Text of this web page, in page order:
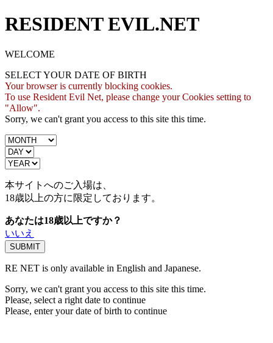
RESIDENT EVIL.NET
WELCOME
SELECT YOUR DATE OF BIRTH
Your browser is currently blocking cookies.
To use Resident Evil Net, please change your Cookies setting to
"Allow".
Sorry, we can't grant you access to this site this time.
本サイトへのご入場は、
18歳以上の方に限定しております。
あなたは18歳以上ですか？
いいえ
RE NET is only available in English and Japanese.
Sorry, we can't grant you access to this site this time.
Please, select a right date to continue
Please, enter your date of birth to continue